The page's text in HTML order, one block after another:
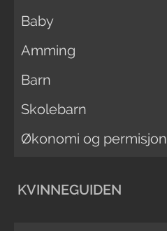
Baby
Amming
Barn
Skolebarn
Økonomi og permisjon
KVINNEGUIDEN